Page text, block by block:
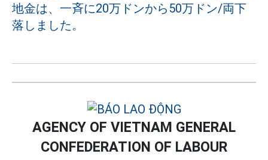
地金は、一斉に20万ドンから50万ドン/両下
落しました。
AGENCY OF VIETNAM GENERAL
CONFEDERATION OF LABOUR